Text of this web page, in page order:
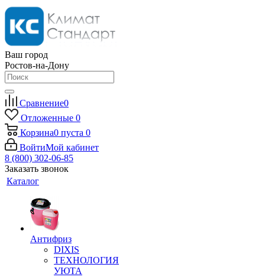
Ваш город
Ростов-на-Дону
Сравнение0
Отложенные 0
Корзина0 пуста 0
ВойтиМой кабинет
8 (800) 302-06-85
Заказать звонок
Каталог
Антифриз
DIXIS
ТЕХНОЛОГИЯ
УЮТА